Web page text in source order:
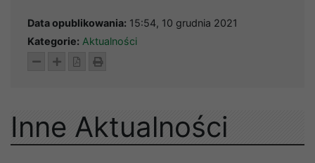
Data opublikowania: 15:54, 10 grudnia 2021
Kategorie: Aktualności
Inne Aktualności